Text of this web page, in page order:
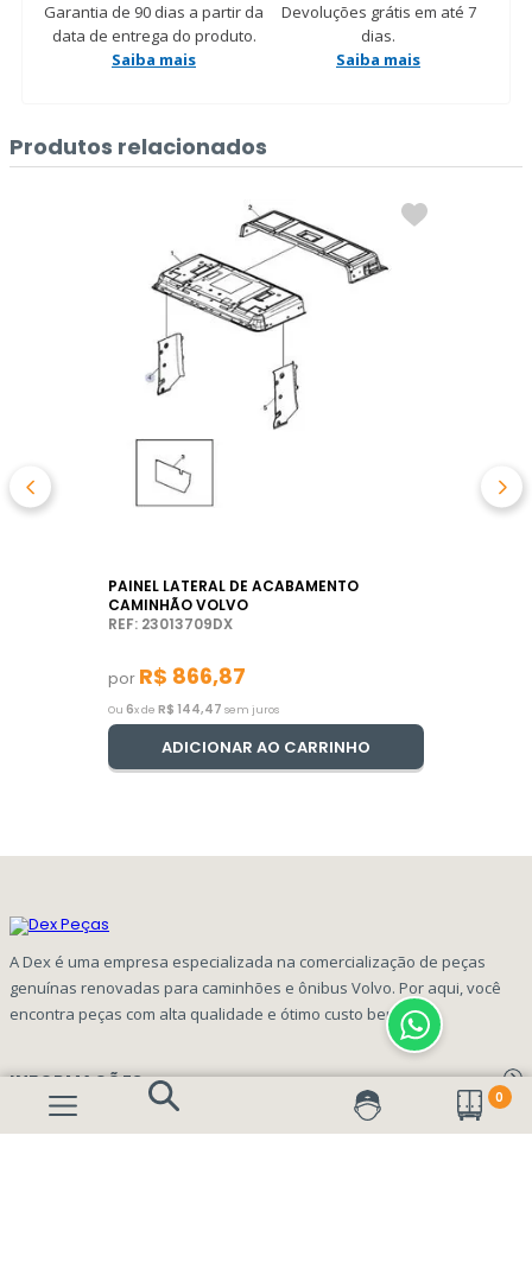
0
Garantia de 90 dias a partir da
data de entrega do produto.
Saiba mais
Devoluções grátis em até 7
dias.
Saiba mais
Produtos relacionados
PAINEL LATERAL DE ACABAMENTO
CAMINHÃO VOLVO
REF: 23013709DX
por R$ 866,87
Ou 6x de R$ 144,47 sem juros
ADICIONAR AO CARRINHO
A Dex é uma empresa especializada na comercialização de peças
genuínas renovadas para caminhões e ônibus Volvo. Por aqui, você
encontra peças com alta qualidade e ótimo custo benefício!
INFORMAÇÕES